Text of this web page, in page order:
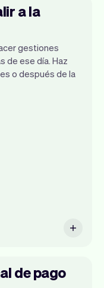
a la
gestiones
de ese día. Haz
o después de la
dispositivo
de pago